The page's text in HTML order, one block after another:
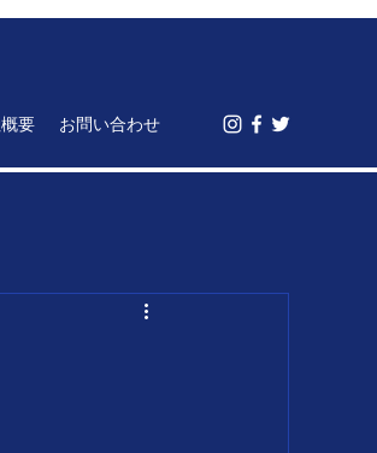
要 お問い合わせ